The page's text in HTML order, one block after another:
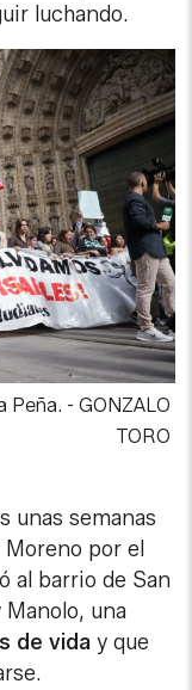
luchando.
Peña. - GONZALO
TORO
unas semanas
por el
al barrio de San
una
de vida y que